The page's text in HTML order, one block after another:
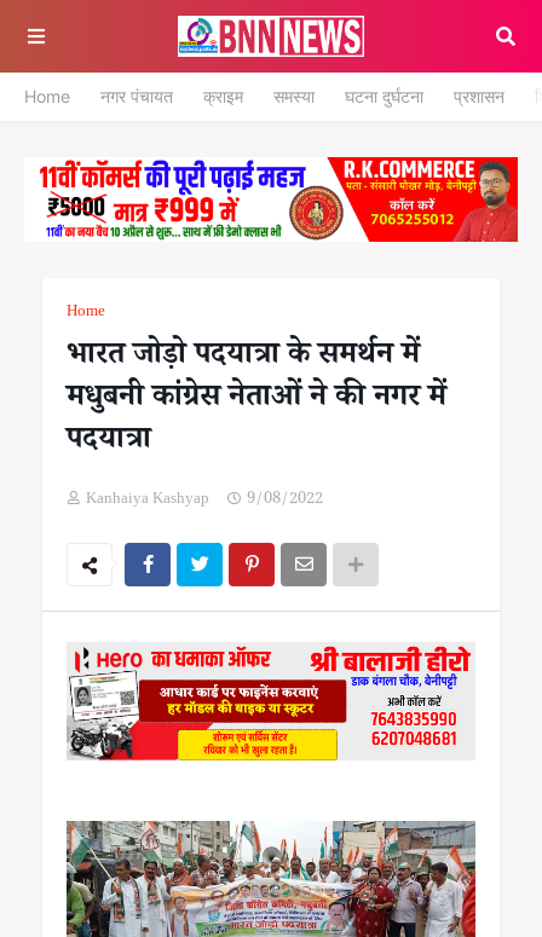
Home नगर पंचायत क्राइम समस्या घटना दुर्घटना प्रशासन
Home
भारत जोड़ो पदयात्रा के समर्थन में
मधुबनी कांग्रेस नेताओं ने की नगर में
पदयात्रा
Kanhaiya Kashyap 9/08/2022